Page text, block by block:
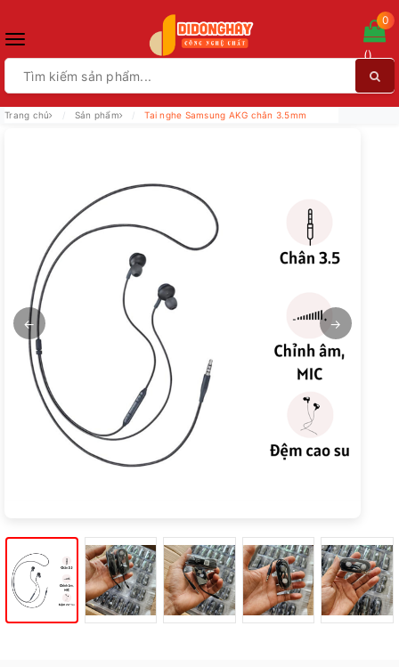
Toggle
navigation
(
0
)
Trang chủ Sản phẩm Tai nghe Samsung AKG chân 3.5mm
← →